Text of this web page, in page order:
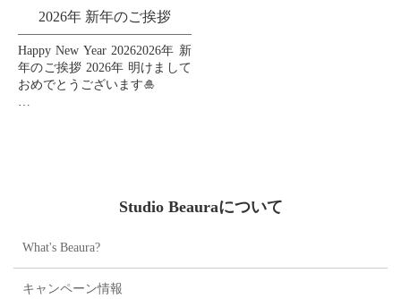
2026年 新年のご挨拶
Happy New Year 20262026年 新
年のご挨拶 2026年 明けまして
おめでとうございます🎍
Studio Beauraについて
What's Beaura?
キャンペーン情報